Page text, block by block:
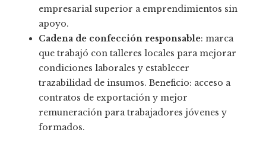
empresarial superior a emprendimientos sin
apoyo.
Cadena de confección responsable: marca
que trabajó con talleres locales para mejorar
condiciones laborales y establecer
trazabilidad de insumos. Beneficio: acceso a
contratos de exportación y mejor
remuneración para trabajadores jóvenes y
formados.